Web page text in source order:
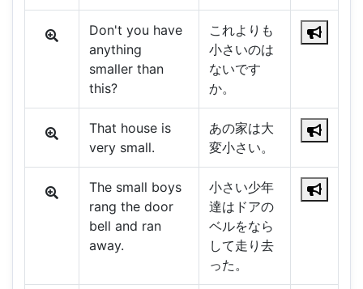
Don't you have
anything
smaller than
this?
これよりも
小さいのは
ないです
か。
That house is
very small.
あの家は大
変小さい。
The small boys
rang the door
bell and ran
away.
小さい少年
達はドアの
ベルをなら
して走り去
った。